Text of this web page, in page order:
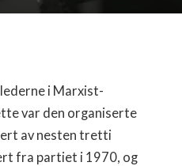
i Marxist-
var den organiserte
av nesten tretti
fra partiet i 1970, og